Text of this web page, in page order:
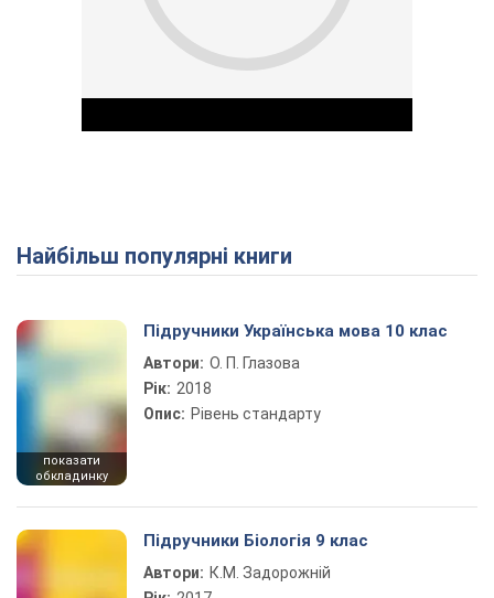
Play Video
Найбільш популярні книги
показати
обкладинку
Підручники Українська мова 10 клас
Автори: О. П. Глазова
Рік: 2018
Опис: Рівень стандарту
Підручники Біологія 9 клас
Автори: К.М. Задорожній